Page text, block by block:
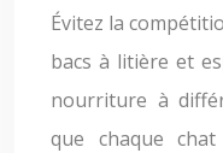
Évitez la
bacs à litière et
nourriture à
que chaque